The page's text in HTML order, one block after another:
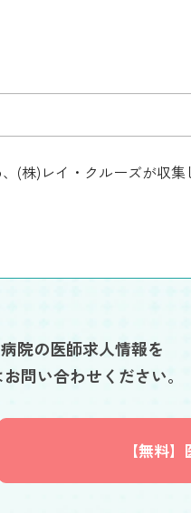
株)レイ・クルーズが収
院の医師求人情報を
問い合わせください。
【無料